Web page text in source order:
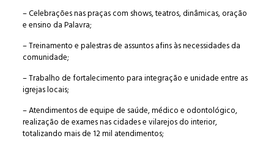
– Celebrações nas praças com shows, teatros, dinâmicas, oração
e ensino da Palavra;
– Treinamento e palestras de assuntos afins às necessidades da
comunidade;
– Trabalho de fortalecimento para integração e unidade entre as
igrejas locais;
– Atendimentos de equipe de saúde, médico e odontológico,
realização de exames nas cidades e vilarejos do interior,
totalizando mais de 12 mil atendimentos;